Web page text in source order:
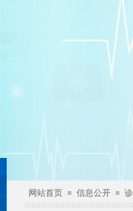
网站首页 ≡ 信息公开 ≡